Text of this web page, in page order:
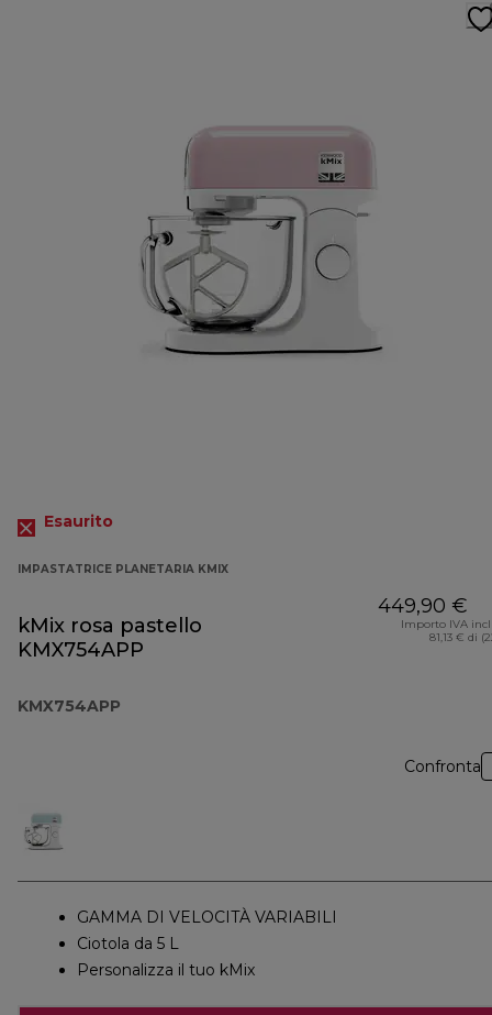
Esaurito
IMPASTATRICE PLANETARIA KMIX
kMix rosa pastello
KMX754APP
KMX754APP
449,90 €
Importo IVA
81,13 € di
Confronta
GAMMA DI VELOCITÀ VARIABILI
Ciotola da 5 L
Personalizza il tuo kMix